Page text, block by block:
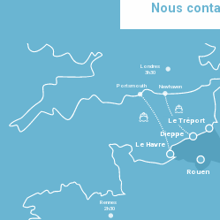
Nous
Le Havre
Dieppe
Le Tréport
Rennes
2h30
Londres
3h30
Newhaven
Portsmouth
Rouen